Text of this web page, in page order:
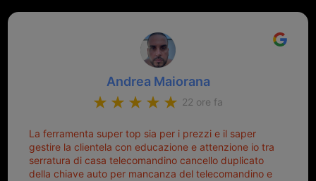
Andrea Maiorana
22 ore fa
La ferramenta super top sia per i prezzi e il saper
gestire la clientela con educazione e attenzione io tra
serratura di casa telecomandino cancello duplicato
della chiave auto per mancanza del telecomandino e